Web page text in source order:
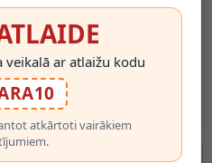
ar atlaižu kodu
atkārtoti vairākiem